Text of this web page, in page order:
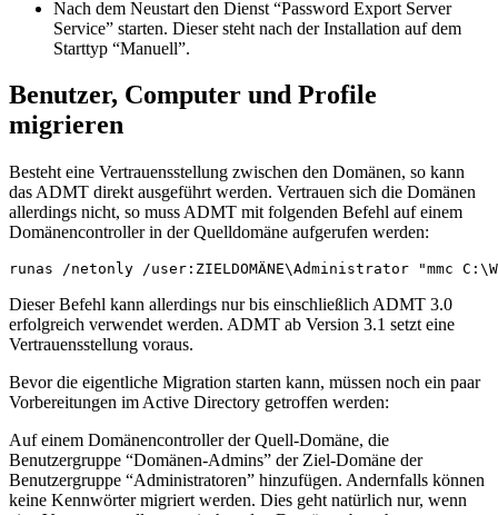
Nach dem Neustart den Dienst “Password Export Server
Service” starten. Dieser steht nach der Installation auf dem
Starttyp “Manuell”.
Benutzer, Computer und Profile
migrieren
Besteht eine Vertrauensstellung zwischen den Domänen, so kann
das ADMT direkt ausgeführt werden. Vertrauen sich die Domänen
allerdings nicht, so muss ADMT mit folgenden Befehl auf einem
Domänencontroller in der Quelldomäne aufgerufen werden:
runas /netonly /user:ZIELDOMÄNE\Administrator "mmc
Dieser Befehl kann allerdings nur bis einschließlich ADMT 3.0
erfolgreich verwendet werden. ADMT ab Version 3.1 setzt eine
Vertrauensstellung voraus.
Bevor die eigentliche Migration starten kann, müssen noch ein paar
Vorbereitungen im Active Directory getroffen werden:
Auf einem Domänencontroller der Quell-Domäne, die
Benutzergruppe “Domänen-Admins” der Ziel-Domäne der
Benutzergruppe “Administratoren” hinzufügen. Andernfalls können
keine Kennwörter migriert werden. Dies geht natürlich nur, wenn